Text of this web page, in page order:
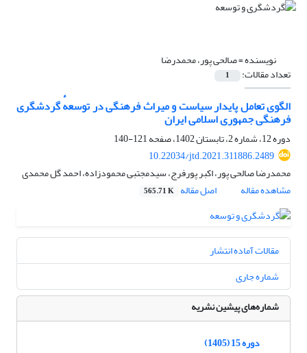
نویسنده =صالحی پور، محمدرضا
تعداد مقالات: 1
الگوی تعامل پایدار سیاست و میراث فرهنگی در توسعهٔ گردشگری
فرهنگی جمهوری اسلامی ایران
دوره 12، شماره 2، تابستان 1402، صفحه
121-140
10.22034/jtd.2021.311886.2489
محمدرضا صالحی پور، اکبر پورفرج، سیدمجتبی محمودزاده، احمد گل محمدی
مشاهده مقاله
اصل مقاله 565.71 K
مقالات آماده انتشار
شماره جاری
شماره‌های پیشین نشریه
دوره 15 (1405)